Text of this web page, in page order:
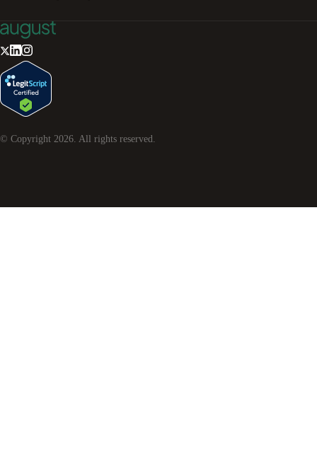
© Copyright 2026 . All rights reserved.